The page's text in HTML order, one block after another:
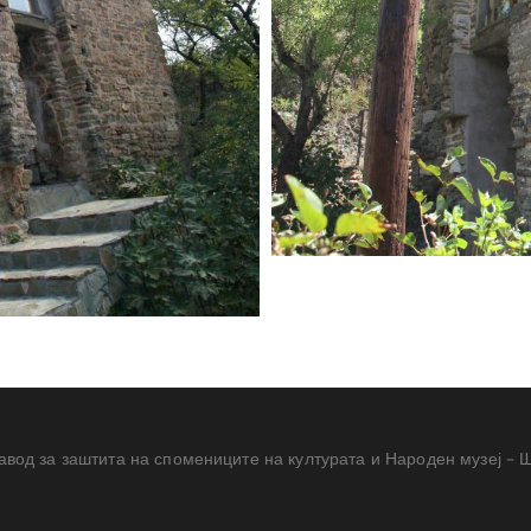
за заштита на спомениците на културата и Народен музеј –